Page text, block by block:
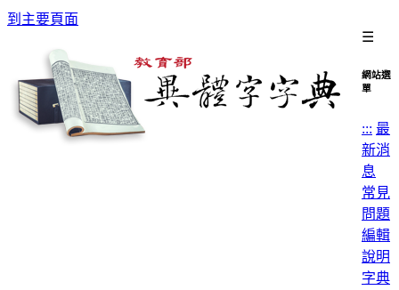
到主要頁面
☰
網站選
單
::: 最
新消
息
常見
問題
編輯
說明
字典